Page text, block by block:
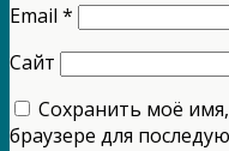
Email *
Сайт
Сохранить моё
браузере для